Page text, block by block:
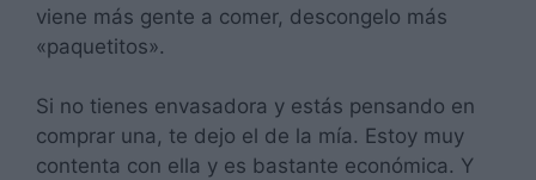
viene más gente a comer, descongelo más
«paquetitos».
Si no tienes envasadora y estás pensando en
comprar una, te dejo el de la mía. Estoy muy
contenta con ella y es bastante económica. Y